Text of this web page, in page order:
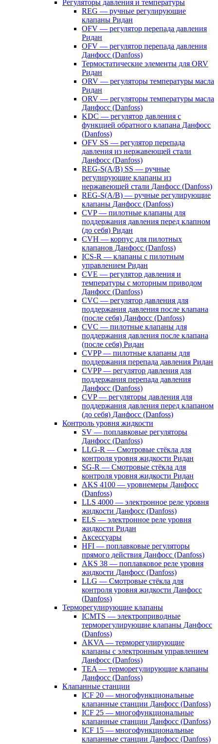
Регуляторы давления и температуры
REG — ручные регулирующие
клапаны Ридан
OFV — регулятор перепада давления
Ридан
OFV — регулятор перепада давления
Данфосс (Danfoss)
Термостатические элементы для ORV
Ридан
ORV — регуляторы температуры масла
Ридан
ORV — регуляторы температуры масла
Данфосс (Danfoss)
KDC — регулятор давления с
функцией обратного клапана Данфосс
(Danfoss)
OFV SS — регулятор перепада
давления из нержавеющей стали
Данфосс (Danfoss)
REG-S(A/B) SS — ручные
регулирующие клапаны из
нержавеющей стали Данфосс (Danfoss)
REG-S(A/B) — ручные регулирующие
клапаны Данфосс (Danfoss)
CVP — пилотные клапаны для
поддержания давления перед клапном
(до себя) Ридан
CVH — корпус для пилотных
клапанов Данфосс (Danfoss)
ICS-R — клапаны с пилотным
управлением Ридан
CVE — регулятор давления и
температуры с моторным приводом
Данфосс (Danfoss)
CVС — регулятор давления для
поддержания давления после клапана
(после себя) Данфосс (Danfoss)
CVС — пилотные клапаны для
поддержания давления после клапана
(после себя) Ридан
CVPP — пилотные клапаны для
поддержания перепада давления Ридан
CVPP — регулятор давления для
поддержания перепада давления
Данфосс (Danfoss)
CVP — регуляторы давления для
поддержания давления перед клапаном
(до себя) Данфосс (Danfoss)
Контроль уровня жидкости
SV — поплавковые регуляторы
Данфосс (Danfoss)
LLG-R — Смотровые стёкла для
контроля уровня жидкости Ридан
SG-R — Смотровые стёкла для
контроля уровня жидкости Ридан
AKS 4100 — уровнемеры Данфосс
(Danfoss)
LLS 4000 — электронное реле уровня
жидкости Данфосс (Danfoss)
ELS — электронное реле уровня
жидкости Ридан
Аксессуары
HFI — поплавковые регуляторы
прямого действия Данфосс (Danfoss)
AKS 38 — поплавковое реле уровня
жидкости Данфосс (Danfoss)
LLG — Смотровые стёкла для
контроля уровня жидкости Данфосс
(Danfoss)
Терморегулирующие клапаны
ICMTS — электроприводные
терморегулирующие клапаны Данфосс
(Danfoss)
AKVA — терморегулирующие
клапаны с электронным управлением
Данфосс (Danfoss)
TEA — терморегулирующие клапаны
Данфосс (Danfoss)
Клапанные станции
ICF 20 — многофункциональные
клапанные станции Данфосс (Danfoss)
ICF 25 — многофункциональные
клапанные станции Данфосс (Danfoss)
ICF 15 — многофункциональные
клапанные станции Данфосс (Danfoss)